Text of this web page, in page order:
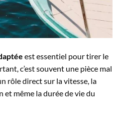
est essentiel pour tirer le
c’est souvent une pièce mal
rôle direct sur la vitesse, la
et même la durée de vie du